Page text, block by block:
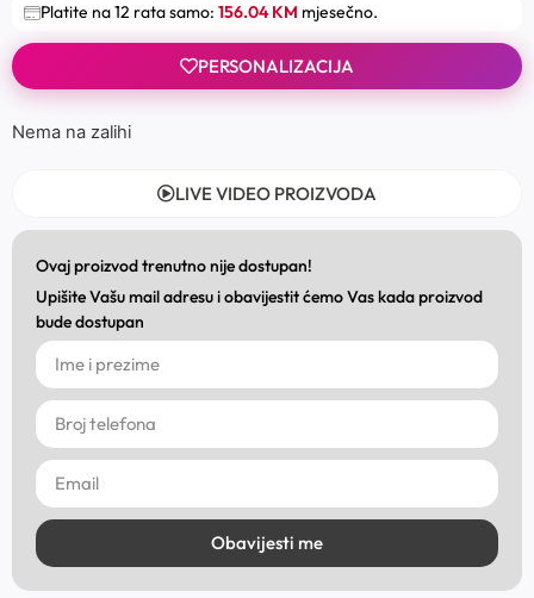
Platite na 12 rata samo: 156.04 KM mjesečno.
PERSONALIZACIJA
Nema na zalihi
LIVE VIDEO PROIZVODA
Ovaj proizvod trenutno nije dostupan!
Upišite Vašu mail adresu i obavijestit ćemo Vas kada proizvod
bude dostupan
Obavijesti me